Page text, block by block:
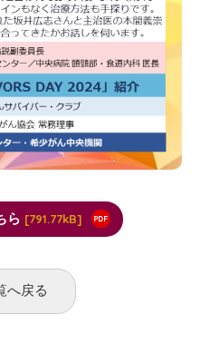
ら 791.77kB
へ戻る